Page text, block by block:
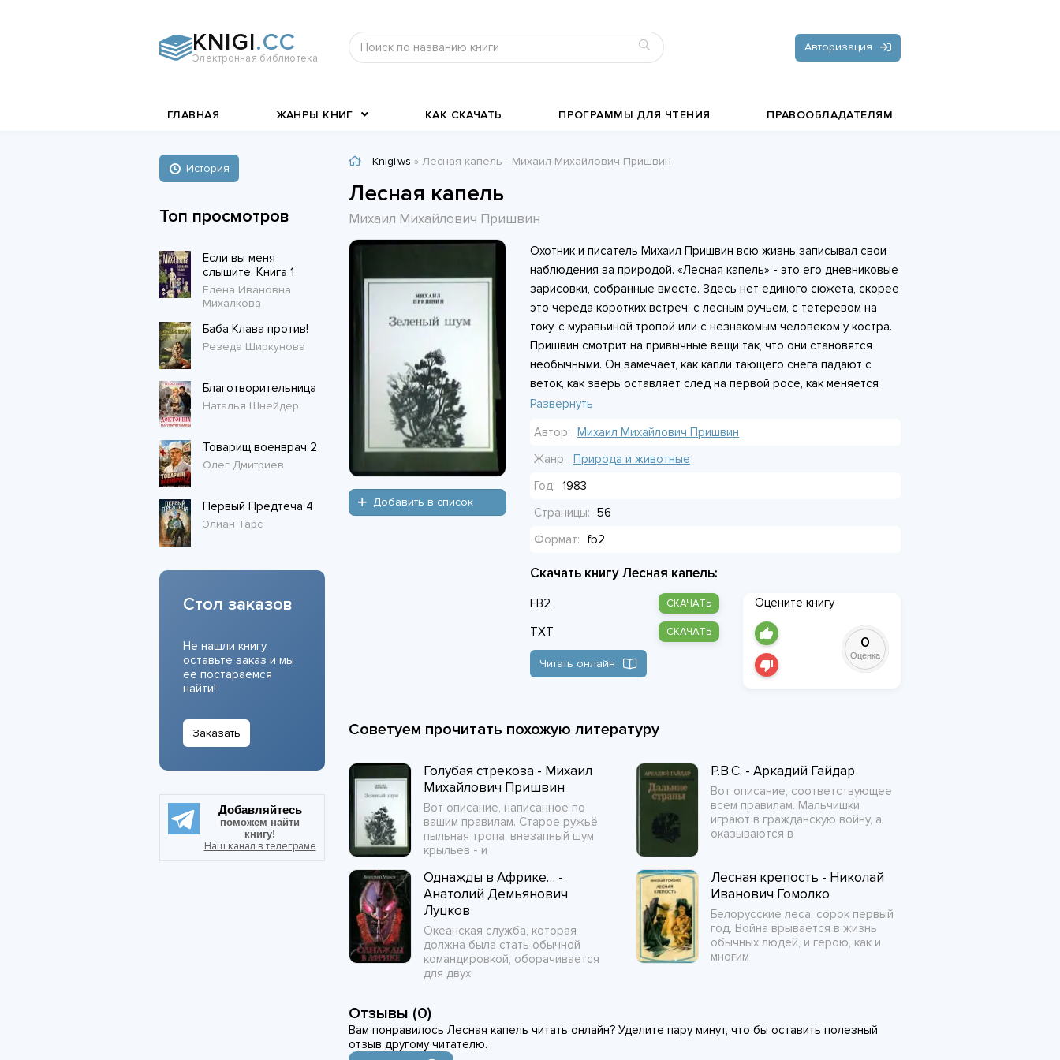
KNIGI.CC
Электронная библиотека
Авторизация
ГЛАВНАЯ ЖАНРЫ КНИГ
Книги о войне
Современные любовные
романы
романы
Короткие любовные романы Классика жанра Стихи и поэзия
КАК СКАЧАТЬ ПРОГРАММЫ ДЛЯ ЧТЕНИЯ ПРАВООБЛАДАТЕЛЯМ
Knigi.ws » Лесная капель - Михаил Михайлович Пришвин
Лесная капель
Михаил Михайлович Пришвин
Добавить в список
Охотник и писатель Михаил Пришвин всю жизнь записывал свои
наблюдения за природой. «Лесная капель» - это его дневниковые
зарисовки, собранные вместе. Здесь нет единого сюжета, скорее
это череда коротких встреч: с лесным ручьем, с тетеревом на
току, с муравьиной тропой или с незнакомым человеком у костра.
Пришвин смотрит на привычные вещи так, что они становятся
необычными. Он замечает, как капли тающего снега падают с
веток, как зверь оставляет след на первой росе, как меняется
свет в лесу от утра к вечеру. Книга погружает в мир, где всё
жизни, свои планы, в которые он ненадолго пускает
внимательного наблюдателя.
Развернуть
Автор: Михаил Михайлович Пришвин
Жанр: Природа и животные
Год: 1983
Страницы: 56
Формат:
fb2
Скачать книгу Лесная капель:
FB2 СКАЧАТЬ
TXT СКАЧАТЬ
Читать онлайн
Оцените книгу
0
Оценка
Советуем прочитать похожую литературу
Голубая стрекоза - Михаил
Михайлович Пришвин
Вот описание, написанное по
вашим правилам. Старое ружьё,
пыльная тропа, внезапный шум
крыльев - и
Р.В.С. - Аркадий Гайдар
Вот описание, соответствующее
всем правилам. Мальчишки
играют в гражданскую войну, а
оказываются в
Однажды в Африке… -
Анатолий Демьянович
Луцков
Океанская служба, которая
должна была стать обычной
командировкой, оборачивается
для двух
Лесная крепость - Николай
Иванович Гомолко
Белорусские леса, сорок первый
год. Война врывается в жизнь
обычных людей, и герою, как и
многим
Отзывы (0)
Вам понравилось Лесная капель читать онлайн? Уделите пару минут, что бы оставить полезный
отзыв другому читателю.
История
Топ просмотров
Если вы меня
слышите. Книга 1
Елена Ивановна
Михалкова
Баба Клава против!
Резеда Ширкунова
Благотворительница
Наталья Шнейдер
Товарищ военврач 2
Олег Дмитриев
Первый Предтеча 4
Элиан Тарс
Стол заказов
Не нашли книгу,
оставьте заказ и мы
ее постараемся
найти!
Заказать
Добавляйтесь
поможем найти
книгу!
Наш канал в телеграме
Документальная